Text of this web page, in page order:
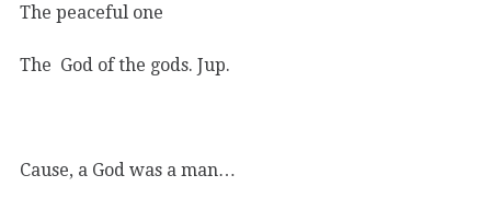
The peaceful one
The God of the gods. Jup.
Cause, a God was a man…